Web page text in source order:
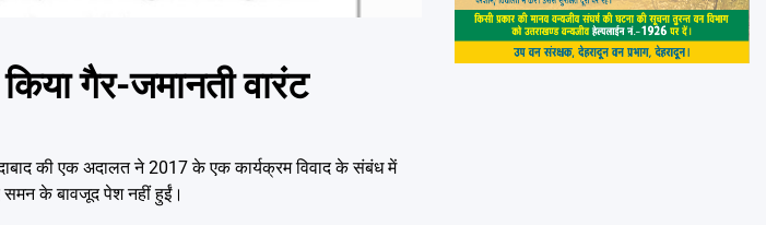
गैर-जमानती वारंट
की एक अदालत ने 2017 के एक कार्यक्रम विवाद के संबंध में
समन के बावजूद पेश नहीं हुईं।